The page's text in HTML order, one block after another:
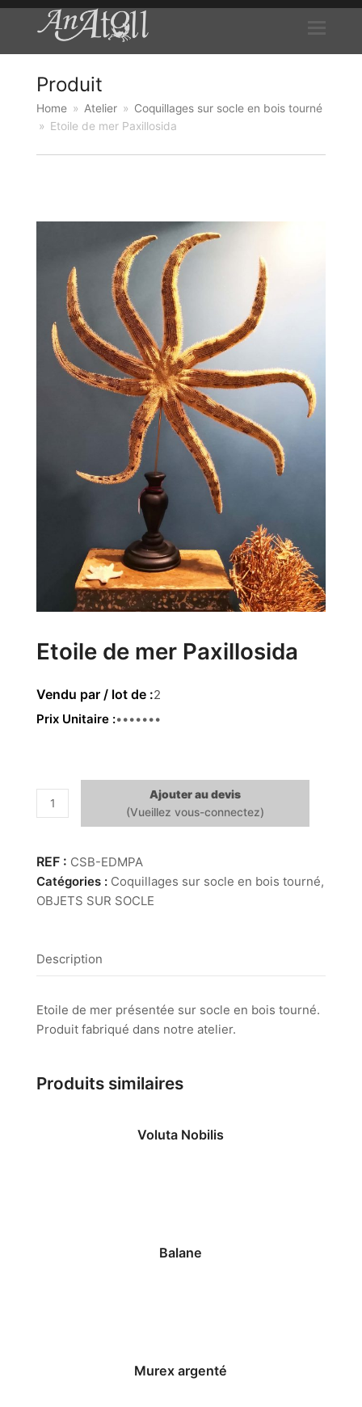
Produit
Home » Atelier » Coquillages sur socle en bois tourné
» Etoile de mer Paxillosida
Etoile de mer Paxillosida
2
Prix Unitaire 38.00 €
quantité
de
de
mer
Paxillosida
Ajouter au devis
CSB-EDMPA
Catégories : Coquillages sur socle en bois tourné,
OBJETS SUR SOCLE
Description
Etoile de mer présentée sur socle en bois tourné.
Produit fabriqué dans notre atelier.
Produits similaires
Voluta Nobilis
Balane
Murex argenté